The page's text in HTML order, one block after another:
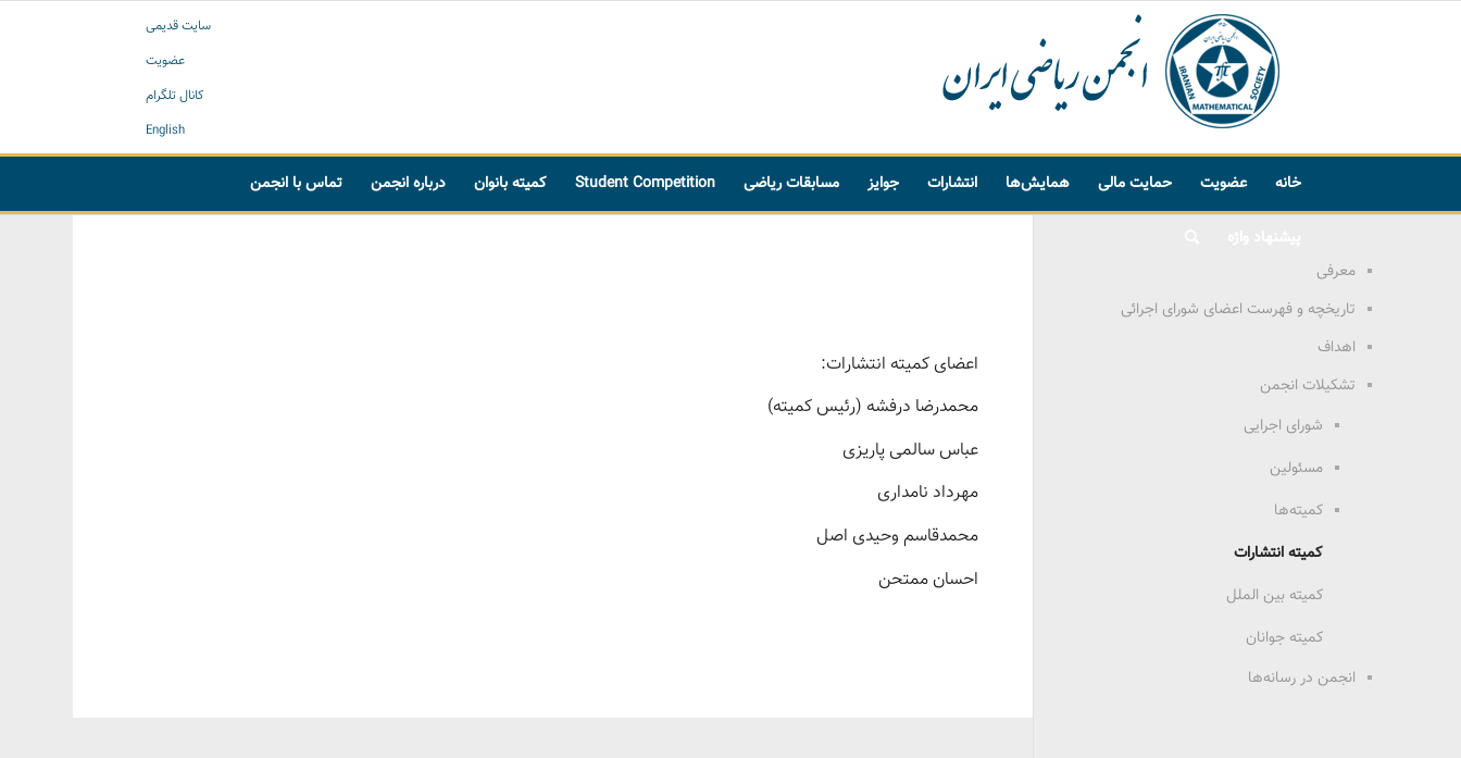
سایت قدیمی
عضویت
کانال تلگرام
English
خانه عضویت حمایت مالی همایش‌ها انتشارات جوایز مسابقات ریاضی Student Competition کمیته بانوان درباره انجمن تماس با انجمن
اعضای کمیته انتشارات:
محمدرضا درفشه (رئیس کمیته)
عباس سالمی پاریزی
مهرداد نامداری
محمدقاسم وحیدی اصل
احسان ممتحن
معرفی
تاریخچه و فهرست اعضای شورای اجرائی
اهداف
تشکیلات انجمن
شورای اجرایی
مسئولین
کمیته‌ها
کمیته انتشارات
کمیته بین الملل
کمیته جوانان
انجمن در رسانه‌ها